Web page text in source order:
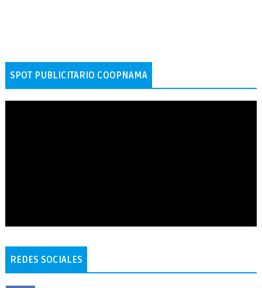
SPOT PUBLICITARIO COOPNAMA
REDES SOCIALES